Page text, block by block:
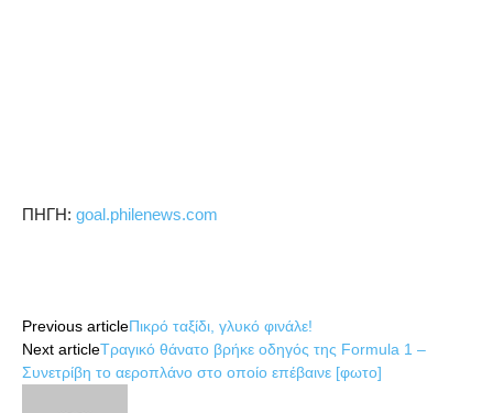
ΠΗΓΗ: goal.philenews.com
Previous articleΠικρό ταξίδι, γλυκό φινάλε!
Next articleΤραγικό θάνατο βρήκε οδηγός της Formula 1 –
Συνετρίβη το αεροπλάνο στο οποίο επέβαινε [φωτο]